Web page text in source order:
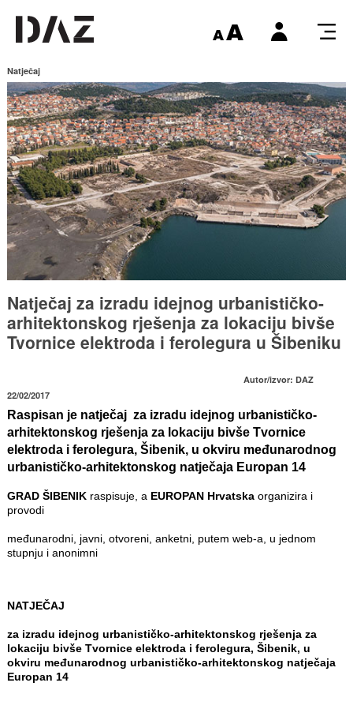
Natječaj
Natječaj za izradu idejnog urbanističko-
arhitektonskog rješenja za lokaciju bivše
Tvornice elektroda i ferolegura u Šibeniku
Autor/izvor: DAZ
22/02/2017
Raspisan je natječaj za izradu idejnog urbanističko-
arhitektonskog rješenja za lokaciju bivše Tvornice
elektroda i ferolegura, Šibenik, u okviru međunarodnog
urbanističko-arhitektonskog natječaja Europan 14
GRAD ŠIBENIKraspisuje, a EUROPAN Hrvatskaorganizira i
provodi
međunarodni, javni, otvoreni, anketni, putem web-a, u jednom
stupnju i anonimni
NATJEČAJ
za izradu idejnog urbanističko-arhitektonskog rješenja za
lokaciju bivše Tvornice elektroda i ferolegura, Šibenik, u
okviru međunarodnog urbanističko-arhitektonskog natječaja
Europan 14